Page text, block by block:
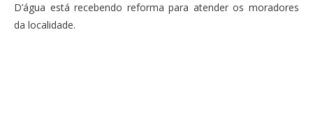
D’água está recebendo reforma para atender os moradores
da localidade.